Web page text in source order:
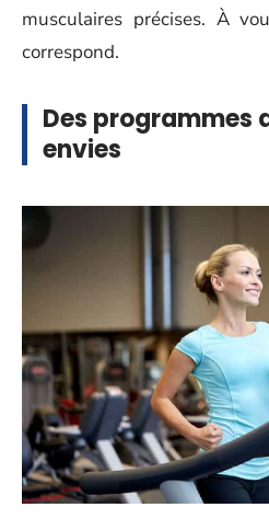
musculaires précises. À
correspond.
Des programmes
envies